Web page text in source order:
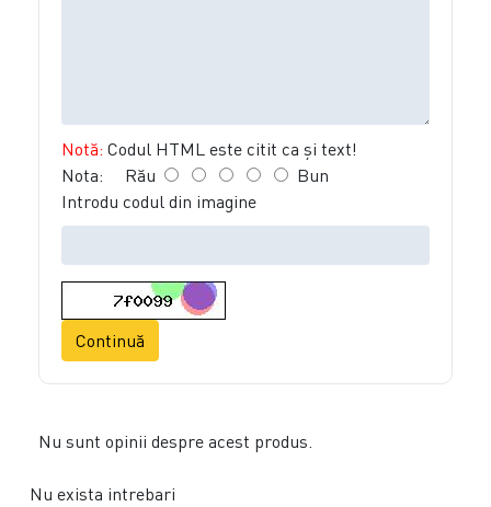
Notă: Codul HTML este citit ca şi text!
Nota: Rău
Bun
Introdu codul din imagine
Continuă
Nu sunt opinii despre acest produs.
Nu exista intrebari